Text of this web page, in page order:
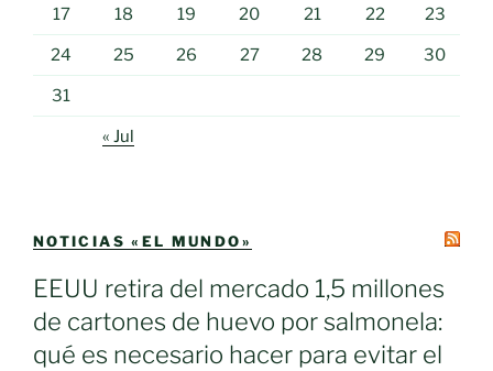
17 18 19 20 21 22 23
24 25 26 27 28 29 30
31
« Jul
NOTICIAS «EL MUNDO»
EEUU retira del mercado 1,5 millones
de cartones de huevo por salmonela:
qué es necesario hacer para evitar el